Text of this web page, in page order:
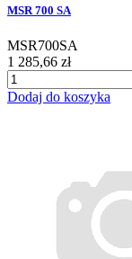
MSR 700 SA
MSR700SA
1 285,66 zł
Dodaj do koszyka